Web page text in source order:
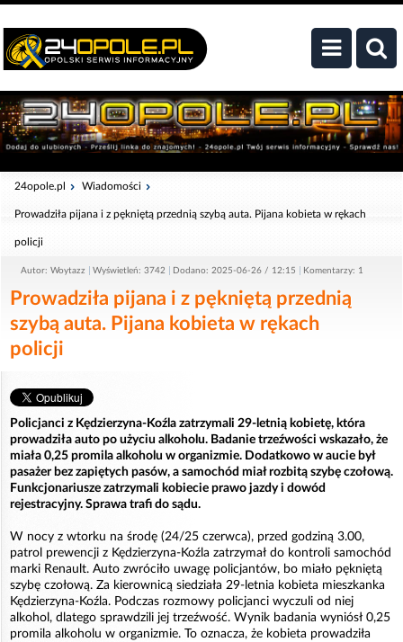
24opole.pl Wiadomości
Prowadziła pijana i z pękniętą przednią szybą auta. Pijana kobieta w rękach
policji
Autor: Woytazz Wyświetleń: 3742 Dodano: 2025-06-26 / 12:15 Komentarzy: 1
Prowadziła pijana i z pękniętą przednią
szybą auta. Pijana kobieta w rękach
policji
Policjanci z Kędzierzyna-Koźla zatrzymali 29-letnią kobietę, która
prowadziła auto po użyciu alkoholu. Badanie trzeźwości wskazało, że
miała 0,25 promila alkoholu w organizmie. Dodatkowo w aucie był
pasażer bez zapiętych pasów, a samochód miał rozbitą szybę czołową.
Funkcjonariusze zatrzymali kobiecie prawo jazdy i dowód
rejestracyjny. Sprawa trafi do sądu.
W nocy z wtorku na środę (24/25 czerwca), przed godziną 3.00,
patrol prewencji z Kędzierzyna-Koźla zatrzymał do kontroli samochód
marki Renault. Auto zwróciło uwagę policjantów, bo miało pękniętą
szybę czołową. Za kierownicą siedziała 29-letnia kobieta mieszkanka
Kędzierzyna-Koźla. Podczas rozmowy policjanci wyczuli od niej
alkohol, dlatego sprawdzili jej trzeźwość. Wynik badania wyniósł 0,25
promila alkoholu w organizmie. To oznacza, że kobieta prowadziła